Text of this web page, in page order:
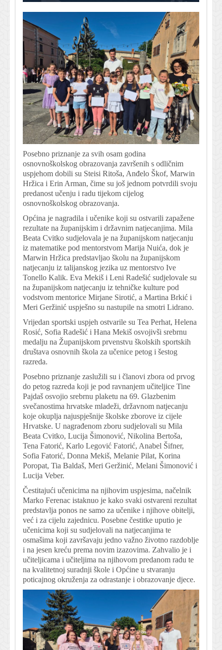
Posebno priznanje za svih osam godina
osnovnoškolskog obrazovanja završenih s odličnim
uspjehom dobili su Steisi Ritoša, Anđelo Škof, Marwin
Hržica i Erin Arman, čime su još jednom potvrdili svoju
predanost učenju i radu tijekom cijelog
osnovnoškolskog obrazovanja.
Općina je nagradila i učenike koji su ostvarili zapažene
rezultate na županijskim i državnim natjecanjima. Mila
Beata Cvitko sudjelovala je na županijskom natjecanju
iz matematike pod mentorstvom Marija Nuića, dok je
Marwin Hržica predstavljao školu na županijskom
natjecanju iz talijanskog jezika uz mentorstvo Ive
Tonello Kalik. Eva Mekiš i Leni Radešić sudjelovale su
na županijskom natjecanju iz tehničke kulture pod
vodstvom mentorice Mirjane Sirotić, a Martina Brkić i
Meri Geržinić uspješno su nastupile na smotri Lidrano.
Vrijedan sportski uspjeh ostvarile su Tea Perhat, Helena
Rosić, Sofia Radešić i Hana Mekiš osvojivši srebrnu
medalju na Županijskom prvenstvu školskih sportskih
društava osnovnih škola za učenice petog i šestog
razreda.
Posebno priznanje zaslužili su i članovi zbora od prvog
do petog razreda koji je pod ravnanjem učiteljice Tine
Pajdaš osvojio srebrnu plaketu na 69. Glazbenim
svečanostima hrvatske mladeži, državnom natjecanju
koje okuplja najuspješnije školske zborove iz cijele
Hrvatske. U nagrađenom zboru sudjelovali su Mila
Beata Cvitko, Lucija Šimonović, Nikolina Bertoša,
Tena Fatorić, Karlo Legović Fatorić, Anabel Šifner,
Sofia Fatorić, Donna Mekiš, Melanie Pilat, Korina
Poropat, Tia Baldaš, Meri Geržinić, Melani Šimonović i
Lucija Veber.
Čestitajući učenicima na njihovim uspjesima, načelnik
Marko Ferenac istaknuo je kako svaki ostvareni rezultat
predstavlja ponos ne samo za učenike i njihove obitelji,
već i za cijelu zajednicu. Posebne čestitke uputio je
učenicima koji su sudjelovali na natjecanjima te
osmašima koji završavaju jedno važno životno razdoblje
i na jesen kreću prema novim izazovima. Zahvalio je i
učiteljicama i učiteljima na njihovom predanom radu te
na kvalitetnoj suradnji škole i Općine u stvaranju
poticajnog okruženja za odrastanje i obrazovanje djece.